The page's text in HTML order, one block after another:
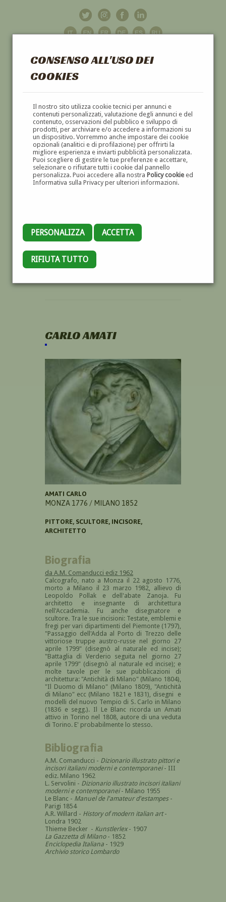
CONSENSO ALL'USO DEI
COOKIES
Il nostro sito utilizza cookie tecnici per annunci e
contenuti personalizzati, valutazione degli annunci e del
contenuto, osservazioni del pubblico e sviluppo di
prodotti, per archiviare e/o accedere a informazioni su
un dispositivo. Vorremmo anche impostare dei cookie
opzionali (analitici e di profilazione) per offrirti la
migliore esperienza e inviarti pubblicità personalizzata.
Puoi scegliere di gestire le tue preferenze e accettare,
selezionare o rifiutare tutti i cookie dal pannello
personalizza. Puoi accedere alla nostra Policy cookieed
Informativa sulla Privacy per ulteriori informazioni.
PERSONALIZZA ACCETTA
RIFIUTA TUTTO
GALLERIAD'ARTE
DIPINTI E SCULTURE '800 E '900
CARLO AMATI
AMATI CARLO
MONZA 1776 / MILANO 1852
PITTORE, SCULTORE, INCISORE,
ARCHITETTO
Biografia
da A.M. Comanducci ediz 1962
Calcografo, nato a Monza il 22 agosto 1776,
morto a Milano il 23 marzo 1982, allievo di
Leopoldo Pollak e dell'abate Zanoja. Fu
architetto e insegnante di architettura
nell'Accademia. Fu anche disegnatore e
scultore. Tra le sue incisioni: Testate, emblemi e
fregi per vari dipartimenti del Piemonte (1797),
"Passaggio dell'Adda al Porto di Trezzo delle
vittoriose truppe austro-russe nel giorno 27
aprile 1799" (disegnò al naturale ed incise);
"Battaglia di Verderio seguita nel giorno 27
aprile 1799" (disegnò al naturale ed incise); e
molte tavole per le sue pubblicazioni di
architettura: "Antichità di Milano" (Milano 1804),
"Il Duomo di Milano" (Milano 1809), "Antichità
di Milano" ecc (Milano 1821 e 1831), disegni e
modelli del nuovo Tempio di S. Carlo in Milano
(1836 e segg.). Il Le Blanc ricorda un Amati
attivo in Torino nel 1808, autore di una veduta
di Torino. E' probabilmente lo stesso.
Bibliografia
A.M. Comanducci - Dizionario illustrato pittori e
incisori italiani moderni e contemporanei- III
ediz. Milano 1962
L. Servolini - Dizionario illustrato incisori italiani
moderni e contemporanei- Milano 1955
Le Blanc - Manuel de l'amateur d'estampes-
Parigi 1854
A.R. Willard - History of modern italian art-
Londra 1902
Thieme Becker - Kunstlerlex- 1907
La Gazzetta di Milano- 1852
Enciclopedia Italiana - 1929
Archivio storico Lombardo